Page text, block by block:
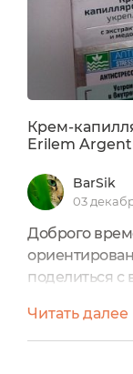
Крем-
Erilem
BarSik
03
Доброго
поделиться
год. Крем от
косметики
Читать далее